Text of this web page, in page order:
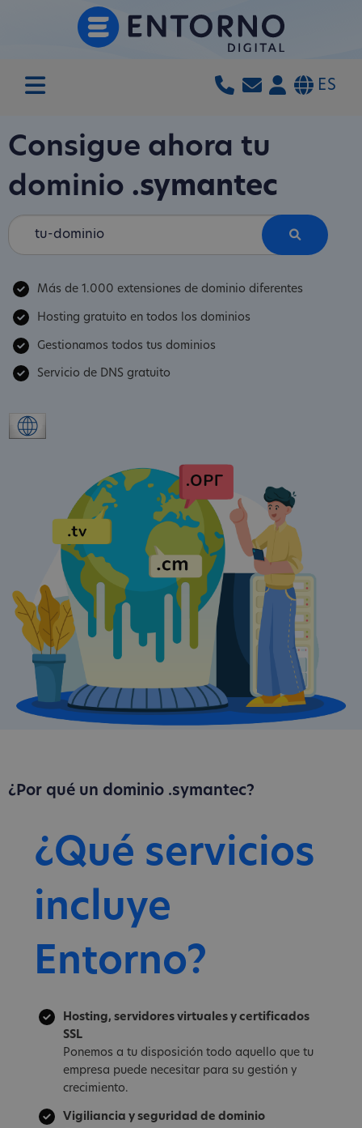
ES
Consigue ahora tu
dominio .symantec
Más de 1.000 extensiones de dominio diferentes
Hosting gratuito en todos los dominios
Gestionamos todos tus dominios
Servicio de DNS gratuito
¿Por qué un dominio .symantec?
¿Qué servicios
incluye
Entorno?
Hosting, servidores virtuales y certificados
SSL
Ponemos a tu disposición todo aquello que tu
empresa puede necesitar para su gestión y
crecimiento.
Vigiliancia y seguridad de dominio